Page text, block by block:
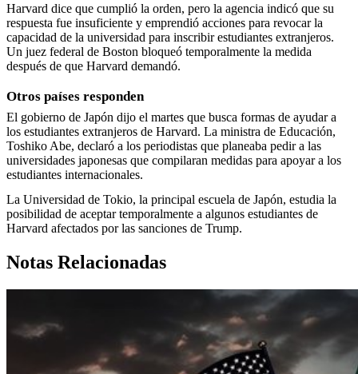
Harvard dice que cumplió la orden, pero la agencia indicó que su
respuesta fue insuficiente y emprendió acciones para revocar la
capacidad de la universidad para inscribir estudiantes extranjeros.
Un juez federal de Boston bloqueó temporalmente la medida
después de que Harvard demandó.
Otros países responden
El gobierno de Japón dijo el martes que busca formas de ayudar a
los estudiantes extranjeros de Harvard. La ministra de Educación,
Toshiko Abe, declaró a los periodistas que planeaba pedir a las
universidades japonesas que compilaran medidas para apoyar a los
estudiantes internacionales.
La Universidad de Tokio, la principal escuela de Japón, estudia la
posibilidad de aceptar temporalmente a algunos estudiantes de
Harvard afectados por las sanciones de Trump.
Notas Relacionadas